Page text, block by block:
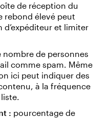
de réception du
rebond élevé peut
et limiter
nombre de personnes
comme spam. Même
ici peut indiquer des
à la fréquence
: pourcentage de